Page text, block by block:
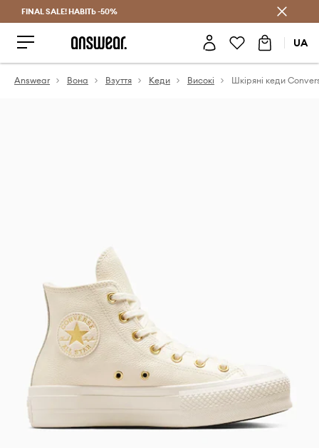
Заощаджуй з Answear Club
FINAL SALE! НАВІТЬ -50%
UA
Answear Вона Взуття Кеди Високі